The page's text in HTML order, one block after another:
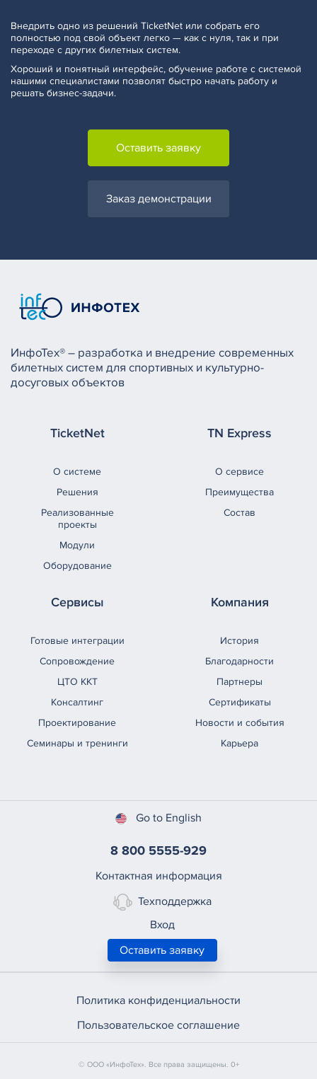
Внедрить одно из решений TicketNet или собрать его
полностью под свой объект легко — как с нуля, так и при
переходе с других билетных систем.
Хороший и понятный интерфейс, обучение работе с системой
нашими специалистами позволят быстро начать работу и
решать бизнес-задачи.
Оставить заявку
Заказ демонстрации
ИнфоТех® – разработка и внедрение современных
билетных систем для спортивных и культурно-
досуговых объектов
TicketNet
О системе
Решения
Реализованные
проекты
Модули
Оборудование
TN Express
О сервисе
Преимущества
Состав
Сервисы
Готовые интеграции
Сопровождение
ЦТО ККТ
Консалтинг
Проектирование
Семинары и тренинги
Компания
История
Благодарности
Партнеры
Сертификаты
Новости и события
Карьера
Go to English
8 800 5555-929
Контактная информация
Техподдержка
Вход
Оставить заявку
Политика конфиденциальности
Пользовательское соглашение
© ООО «ИнфоТех». Все права защищены. 0+